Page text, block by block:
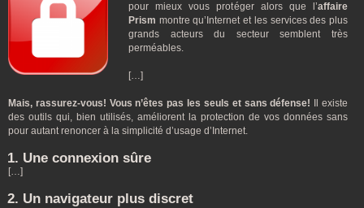
pour mieux vous protéger alors que l’affaire
Prism montre qu’Internet et les services des plus
grands acteurs du secteur semblent très
perméables.
[…]
Mais, rassurez-vous! Vous n’êtes pas les seuls et sans défense! Il existe
des outils qui, bien utilisés, améliorent la protection de vos données sans
pour autant renoncer à la simplicité d’usage d’Internet.
1. Une connexion sûre
[…]
2. Un navigateur plus discret